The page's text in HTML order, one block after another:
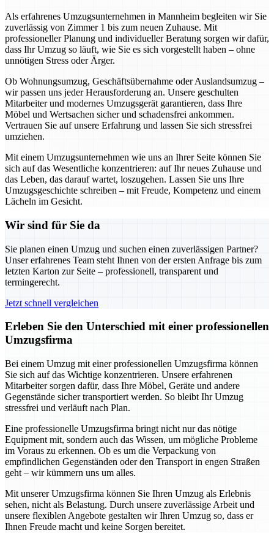
Als erfahrenes Umzugsunternehmen in Mannheim begleiten wir Sie
zuverlässig von Zimmer 1 bis zum neuen Zuhause. Mit
professioneller Planung und individueller Beratung sorgen wir dafür,
dass Ihr Umzug so läuft, wie Sie es sich vorgestellt haben – ohne
unnötigen Stress oder Ärger.
Ob Wohnungsumzug, Geschäftsübernahme oder Auslandsumzug –
wir passen uns jeder Herausforderung an. Unsere geschulten
Mitarbeiter und modernes Umzugsgerät garantieren, dass Ihre
Möbel und Wertsachen sicher und schadensfrei ankommen.
Vertrauen Sie auf unsere Erfahrung und lassen Sie sich stressfrei
umziehen.
Mit einem Umzugsunternehmen wie uns an Ihrer Seite können Sie
sich auf das Wesentliche konzentrieren: auf Ihr neues Zuhause und
das Leben, das darauf wartet, loszugehen. Lassen Sie uns Ihre
Umzugsgeschichte schreiben – mit Freude, Kompetenz und einem
Lächeln im Gesicht.
Wir sind für Sie da
Sie planen einen Umzug und suchen einen zuverlässigen Partner?
Unser erfahrenes Team steht Ihnen von der ersten Anfrage bis zum
letzten Karton zur Seite – professionell, transparent und
termingerecht.
Jetzt schnell vergleichen
Erleben Sie den Unterschied mit einer professionellen
Umzugsfirma
Bei einem Umzug mit einer professionellen Umzugsfirma können
Sie sich auf das Wichtige konzentrieren. Unsere erfahrenen
Mitarbeiter sorgen dafür, dass Ihre Möbel, Geräte und andere
Gegenstände sicher transportiert werden. So bleibt Ihr Umzug
stressfrei und verläuft nach Plan.
Eine professionelle Umzugsfirma bringt nicht nur das nötige
Equipment mit, sondern auch das Wissen, um mögliche Probleme
im Voraus zu erkennen. Ob es um die Verpackung von
empfindlichen Gegenständen oder den Transport in engen Straßen
geht – wir kümmern uns um alles.
Mit unserer Umzugsfirma können Sie Ihren Umzug als Erlebnis
sehen, nicht als Belastung. Durch unsere zuverlässige Arbeit und
unsere flexiblen Angebote gestalten wir Ihren Umzug so, dass er
Ihnen Freude macht und keine Sorgen bereitet.